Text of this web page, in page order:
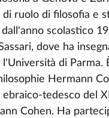
ruolo di filosofia e
scolastico
dove ha
di Parma.
Hermann
tedesco del
Cohen. Ha